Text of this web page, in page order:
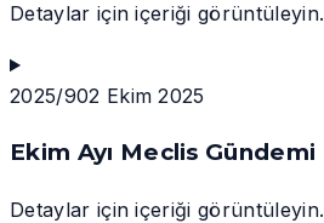
Detaylar için içeriği görüntüleyin.
2025/902 Ekim 2025
Ekim Ayı Meclis Gündemi
Detaylar için içeriği görüntüleyin.